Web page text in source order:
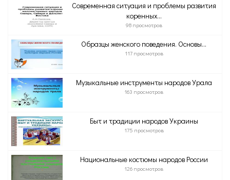
Современная ситуация и проблемы развития
коренных...
98 просмотров
Образцы женского поведения. Основы...
117 просмотров
Музыкальные инструменты народов Урала
163 просмотров
Быт и традиции народов Украины
175 просмотров
Национальные костюмы народов России
126 просмотров